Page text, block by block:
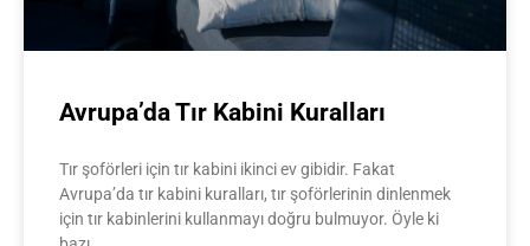
Avrupa’da Tır Kabini Kuralları
Tır şoförleri için tır kabini ikinci ev gibidir. Fakat
Avrupa’da tır kabini kuralları, tır şoförlerinin dinlenmek
için tır kabinlerini kullanmayı doğru bulmuyor. Öyle ki